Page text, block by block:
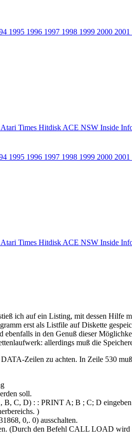
1995 1996 1997 1998 1999 2000 2001
Atari Times Hitdisk ACE NSW Inside
1995 1996 1997 1998 1999 2000 2001
Atari Times Hitdisk ACE NSW Inside
ich auf ein Listing, mit dessen Hilfe
erst als Listfile auf Diskette
in den Genuß dieser
allerdings muß die
Zeilen zu achten. In Zeile 530
soll.
C, D) : : PRINT A; B ; C; D
)
0,. 0) ausschalten.
(Durch den Befehl CALL LOAD wird